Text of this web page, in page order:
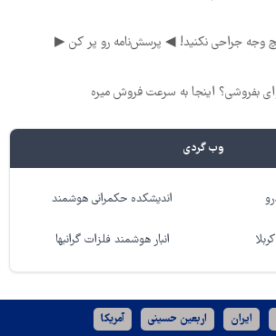
وجه جراحی نکنید! ◀ پرسش‌نامه رو پر کن ▶
وب گردی
اندیشکده حکمرانی هوشمند
انبار هوشمند فلزات گرانبها
ایران اربعین حسینی آمریکا